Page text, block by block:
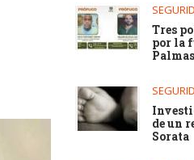
Tres
por la
de un
Sorata